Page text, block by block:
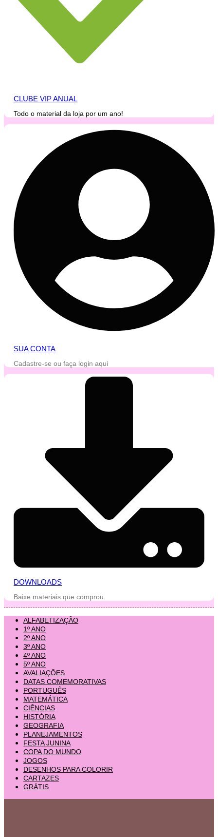
CLUBE VIP ANUAL
Todo o material da loja por um ano!
SUA CONTA
Cadastre-se ou faça login aqui
DOWNLOADS
Baixe materiais que comprou
ALFABETIZAÇÃO
1º ANO
2º ANO
3º ANO
4º ANO
5º ANO
AVALIAÇÕES
DATAS COMEMORATIVAS
PORTUGUÊS
MATEMÁTICA
CIÊNCIAS
HISTÓRIA
GEOGRAFIA
PLANEJAMENTOS
FESTA JUNINA
COPA DO MUNDO
JOGOS
DESENHOS PARA COLORIR
CARTAZES
GRÁTIS